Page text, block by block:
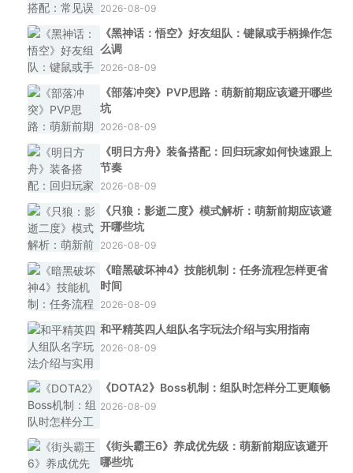
2026-08-09
《黑神话：悟空》好友组队：键鼠或手柄操作怎
么调
2026-08-09
《部落冲突》PVP思路：萌新前期应该避开哪些
坑
2026-08-09
《明日方舟》装备搭配：回归玩家如何快速跟上
节奏
2026-08-09
《只狼：影逝二度》模式解析：萌新前期应该避
开哪些坑
2026-08-09
《暗黑破坏神4》技能机制：任务流程怎样更省
时间
2026-08-09
和平精英四人组队名字玩法介绍与实用指南
2026-08-09
《DOTA2》Boss机制：组队时怎样分工更顺畅
2026-08-09
《街头霸王6》养成优先级：萌新前期应该避开
哪些坑